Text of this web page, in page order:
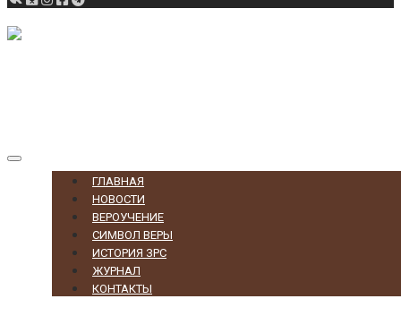
Toggle
ГЛАВНАЯ
НОВОСТИ
ВЕРОУЧЕНИЕ
СИМВОЛ ВЕРЫ
ИСТОРИЯ ЗРС
ЖУРНАЛ
КОНТАКТЫ